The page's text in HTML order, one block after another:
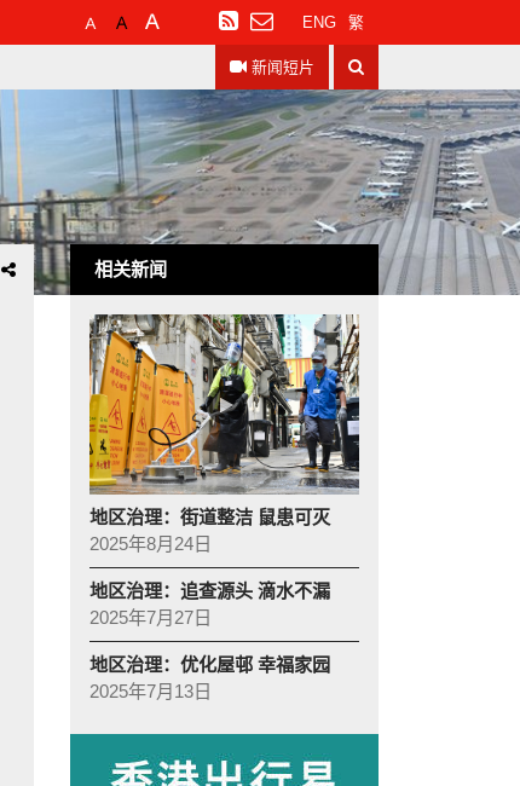
预
设
体
较
大
字
体
最
大
字
体
订
阅
RSS
ENG 繁
新闻短片
寻
相关新闻
地区治理：街道整洁 鼠患可灭
2025年8月24日
地区治理：追查源头 滴水不漏
2025年7月27日
地区治理：优化屋邨 幸福家园
2025年7月13日